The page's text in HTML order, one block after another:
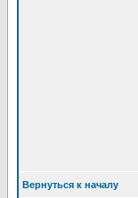
Вернуться к началу